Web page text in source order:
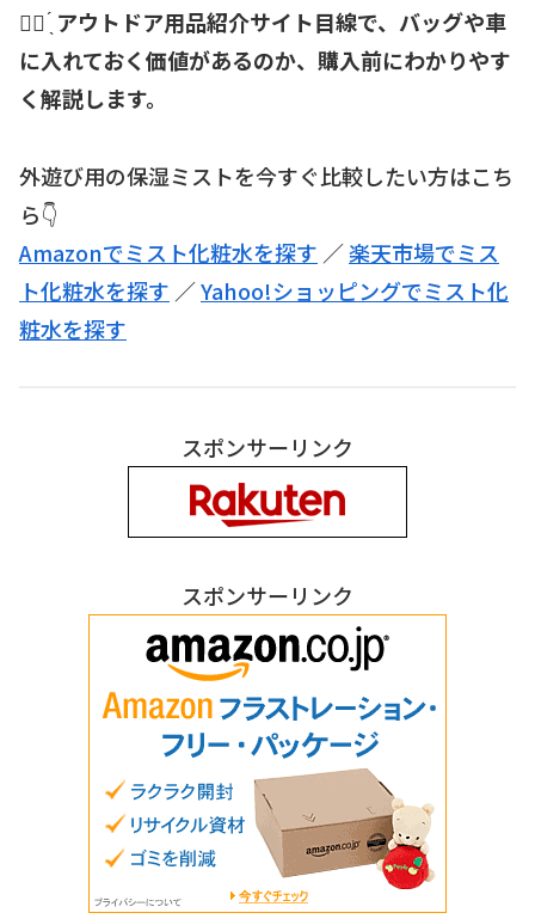
☝🏻 ̖́ アウトドア用品紹介サイト目線で、バッグや車
に入れておく価値があるのか、購入前にわかりやす
く解説します。
外遊び用の保湿ミストを今すぐ比較したい方はこち
ら👇
Amazonでミスト化粧水を探す ／楽天市場でミス
ト化粧水を探す ／Yahoo!ショッピングでミスト化
粧水を探す
スポンサーリンク
スポンサーリンク